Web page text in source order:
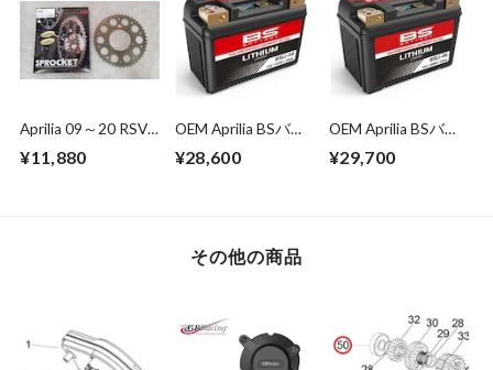
Aprilia 09～20 RSV4
For OEM Rear Wheel
¥11,880
OEM Aprilia BSバッ
ウムバッテリー
¥28,600
OEM Aprilia BSバッ
ウムバッテリー
¥29,700
その他の商品